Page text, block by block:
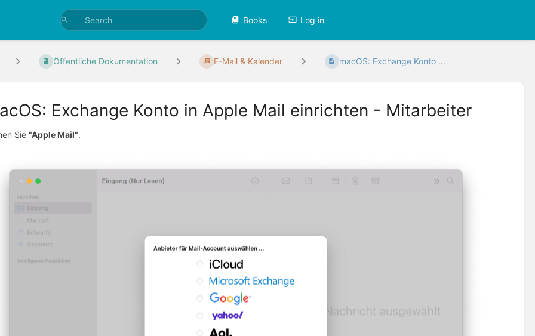
Books Log in
Öffentliche Dokumentation E-Mail & Kalender macOS: Exchange Konto ...
Exchange Konto in Apple Mail einrichten - Mitarbeiter
Sie"Apple Mail".